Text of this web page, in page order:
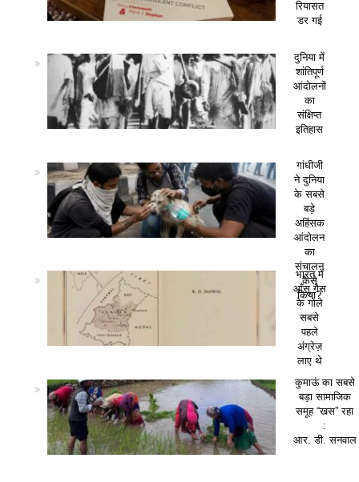
रियासत
डर गई
दुनिया में
शांतिपूर्ण
आंदोलनों
का
संक्षिप्त
इतिहास
गांधीजी
ने दुनिया
के सबसे
बड़े
अहिंसक
आंदोलन
का
संचालन
कैसे
किया?
भारत में
आँसू गैस
के गोले
सबसे
पहले
अंग्रेज़
लाए थे
कुमाऊं का सबसे
बड़ा सामाजिक
समूह “खस” रहा
:
आर. डी. सनवाल